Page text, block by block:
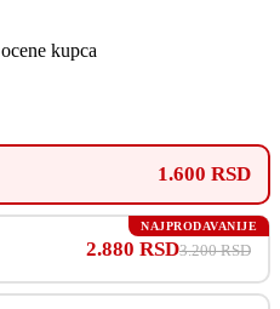
ocene kupca
1.600 RSD
2.880 RSD3.200 RSD
NAJPRODAVANIJE